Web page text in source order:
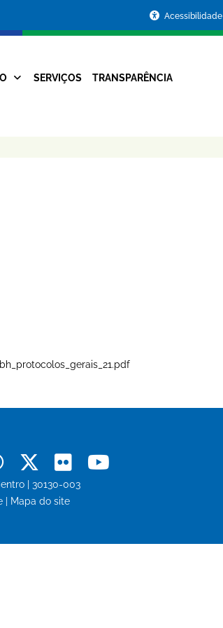
Acessibilidade
SERVIÇOS TRANSPARÊNCIA
Whatsapp
X Flickr
| 30130-003
Mapa do site